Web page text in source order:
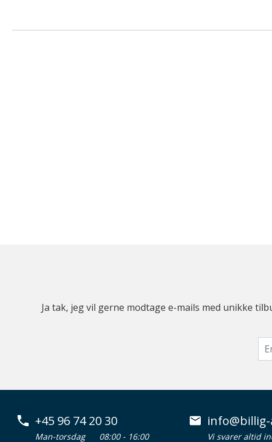
Ja tak, jeg vil gerne modtage e-mails med unikke
+45 96 74 20 30
Man-torsdag
08:00 - 16:00
Vi svarer altid